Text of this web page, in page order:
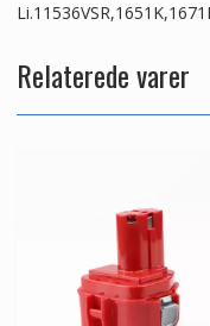
LI
Relaterede varer